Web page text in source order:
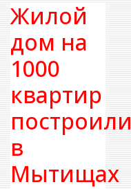
Жилой
дом на
1000
квартир
построили
в
Мытищах